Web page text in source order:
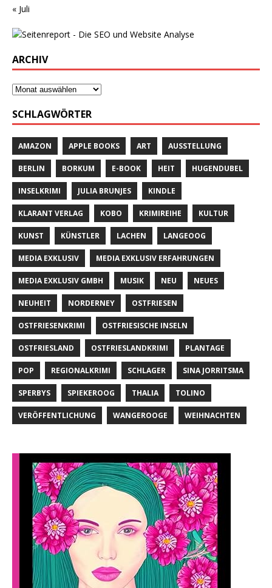
« Juli
ARCHIV
SCHLAGWÖRTER
AMAZON APPLE BOOKS ART AUSSTELLUNG
BERLIN BORKUM E-BOOK HEIT HUGENDUBEL
INSELKRIMI JULIA BRUNJES KINDLE
KLARANT VERLAG KOBO KRIMIREIHE KULTUR
KUNST KÜNSTLER LACHEN LANGEOOG
MEDIA EXKLUSIV MEDIA EXKLUSIV ERFAHRUNGEN
MEDIA EXKLUSIV GMBH MUSIK NEU NEUES
NEUHEIT NORDERNEY OSTFRIESEN
OSTFRIESENKRIMI OSTFRIESISCHE INSELN
OSTFRIESLAND OSTFRIESLANDKRIMI PLANTAGE
POP REGIONALKRIMI SCHLAGER SINA JORRITSMA
SPERBYS SPIEKEROOG THALIA TOLINO
VERÖFFENTLICHUNG WANGEROOGE WEIHNACHTEN